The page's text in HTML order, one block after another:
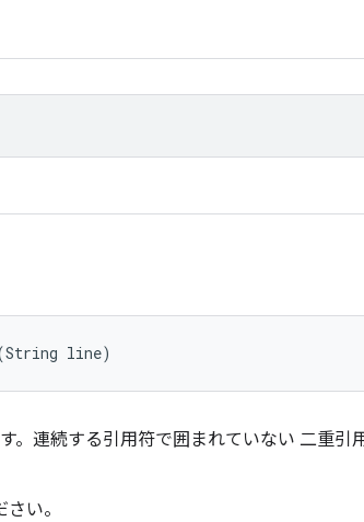
line)
。連続する引用符で囲まれていない 二重引
い。